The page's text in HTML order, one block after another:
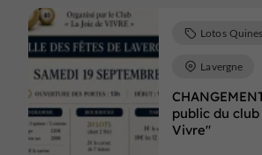
public du
Vivre"
Lotos Quines
Lavergne